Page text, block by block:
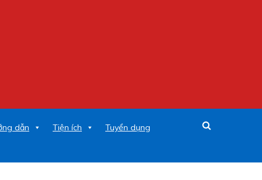
dẫn Tiện ích Tuyển dụng